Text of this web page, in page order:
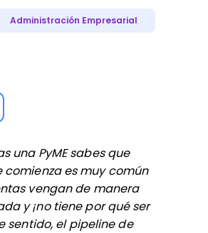
Administración Empresarial
una PyME sabes que
comienza es muy común
vengan de manera
y ¡no tiene por qué ser
sentido, el pipeline de